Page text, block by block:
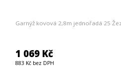
Garnýž kovová 2,8m jednořadá 25
1 069 Kč
883 Kč bez DPH